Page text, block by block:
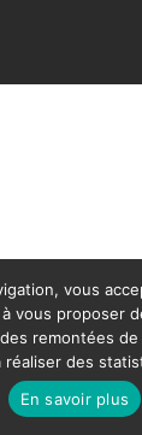
vous
vous proposer
remontées
réaliser des
En savoir plus